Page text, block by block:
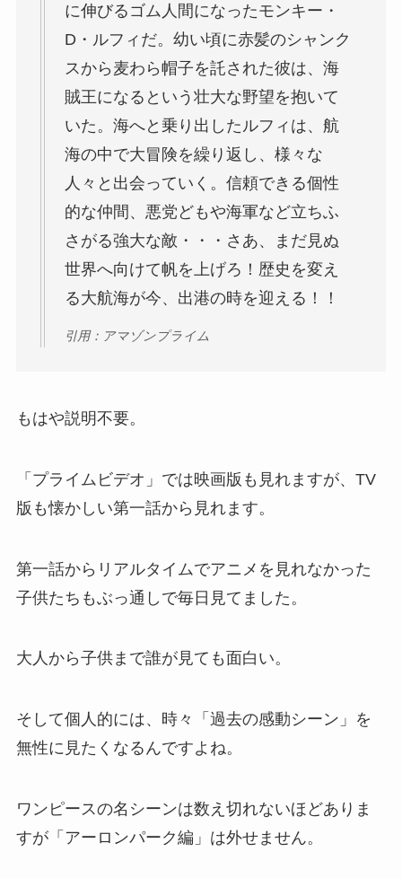
に伸びるゴム人間になったモンキー・
D・ルフィだ。幼い頃に赤髪のシャンク
スから麦わら帽子を託された彼は、海
賊王になるという壮大な野望を抱いて
いた。海へと乗り出したルフィは、航
海の中で大冒険を繰り返し、様々な
人々と出会っていく。信頼できる個性
的な仲間、悪党どもや海軍など立ちふ
さがる強大な敵・・・さあ、まだ見ぬ
世界へ向けて帆を上げろ！歴史を変え
る大航海が今、出港の時を迎える！！
引用：アマゾンプライム
もはや説明不要。
「プライムビデオ」では映画版も見れますが、TV
版も懐かしい第一話から見れます。
第一話からリアルタイムでアニメを見れなかった
子供たちもぶっ通しで毎日見てました。
大人から子供まで誰が見ても面白い。
そして個人的には、時々「過去の感動シーン」を
無性に見たくなるんですよね。
ワンピースの名シーンは数え切れないほどありま
すが「アーロンパーク編」は外せません。